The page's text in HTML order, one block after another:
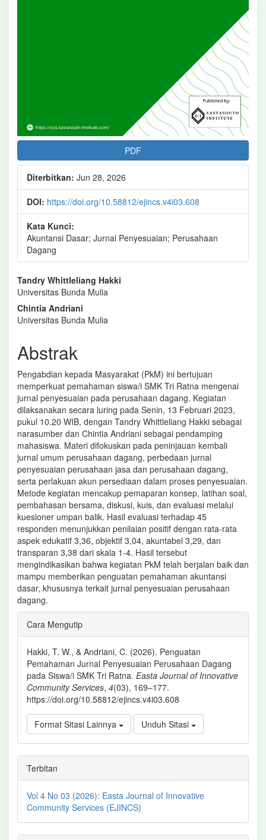
PDF
Diterbitkan: Jun 28, 2026
DOI: https://doi.org/10.58812/ejincs.v4i03.608
Kata Kunci:
Akuntansi Dasar; Jurnal Penyesuaian; Perusahaan
Dagang
Isi
Artikel
Utama
Tandry Whittleliang Hakki
Universitas Bunda Mulia
Chintia Andriani
Universitas Bunda Mulia
Abstrak
Pengabdian kepada Masyarakat (PkM) ini bertujuan
memperkuat pemahaman siswa/i SMK Tri Ratna mengenai
jurnal penyesuaian pada perusahaan dagang. Kegiatan
dilaksanakan secara luring pada Senin, 13 Februari 2023,
pukul 10.20 WIB, dengan Tandry Whittleliang Hakki sebagai
narasumber dan Chintia Andriani sebagai pendamping
mahasiswa. Materi difokuskan pada peninjauan kembali
jurnal umum perusahaan dagang, perbedaan jurnal
penyesuaian perusahaan jasa dan perusahaan dagang,
serta perlakuan akun persediaan dalam proses penyesuaian.
Metode kegiatan mencakup pemaparan konsep, latihan soal,
pembahasan bersama, diskusi, kuis, dan evaluasi melalui
kuesioner umpan balik. Hasil evaluasi terhadap 45
responden menunjukkan penilaian positif dengan rata-rata
aspek edukatif 3,36, objektif 3,04, akuntabel 3,29, dan
transparan 3,38 dari skala 1-4. Hasil tersebut
mengindikasikan bahwa kegiatan PkM telah berjalan baik dan
mampu memberikan penguatan pemahaman akuntansi
dasar, khususnya terkait jurnal penyesuaian perusahaan
dagang.
Rincian
Artikel
Cara Mengutip
Hakki, T. W., & Andriani, C. (2026). Penguatan
Pemahaman Jurnal Penyesuaian Perusahaan Dagang
pada Siswa/i SMK Tri Ratna. Easta Journal of Innovative
Community Services, 4(03), 169–177.
https://doi.org/10.58812/ejincs.v4i03.608
Format Sitasi Lainnya Unduh Sitasi
Terbitan
Vol 4 No 03 (2026): Easta Journal of Innovative
Community Services (EJINCS)